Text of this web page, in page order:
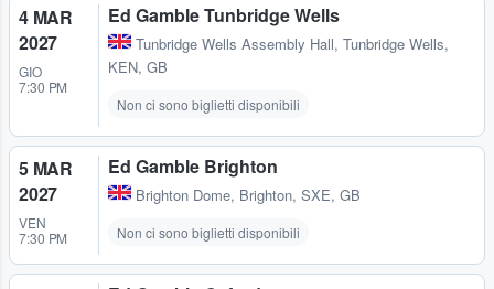
4 MAR
2027
GIO
7:30 PM
Ed Gamble Tunbridge Wells
Tunbridge Wells Assembly Hall, Tunbridge Wells,
KEN, GB
Non ci sono biglietti disponibili
5 MAR
2027
VEN
7:30 PM
Ed Gamble Brighton
Brighton Dome, Brighton, SXE, GB
Non ci sono biglietti disponibili